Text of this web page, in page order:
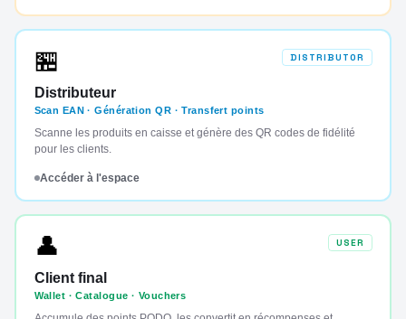
🏪 DISTRIBUTOR
Distributeur
Scan EAN · Génération QR · Transfert points
Scanne les produits en caisse et génère des QR codes de fidélité
pour les clients.
Accéder à l'espace
👤 USER
Client final
Wallet · Catalogue · Vouchers